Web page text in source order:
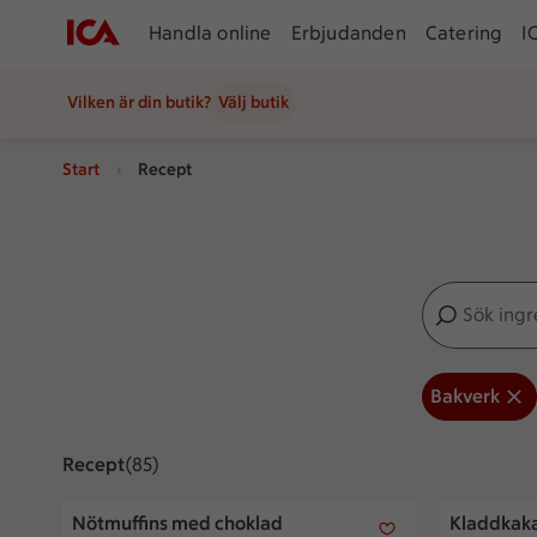
Handla online Erbjudanden Catering
Vilken är din butik? Välj butik
Start Recept
Sök
Inga förslag
Bakverk
ReceptVisar 85 stycken
(85)
Nötmuffins med choklad
Nötmuffins med choklad Kladdkaka